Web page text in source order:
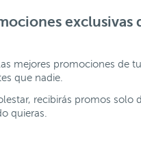
exclusivas
mejores promociones de
que nadie.
recibirás promos solo
quieras.